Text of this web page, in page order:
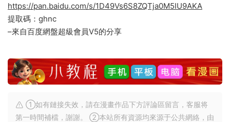
https://pan.baidu.com/s/1D49Vs6S8ZQTja0M5IU9AKA
提取碼：ghnc
–來自百度網盤超級會員V5的分享
①如有鏈接失效，請在漫畫作品下方評論區留言，客服将
第一時間補檔，謝謝。 ②本站所有資源均來源于公共網絡，由